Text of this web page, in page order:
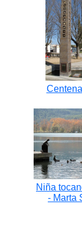
Niña
- Marta